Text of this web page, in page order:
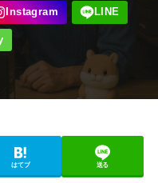
はてブ 送る